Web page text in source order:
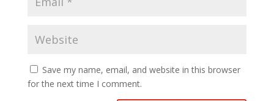
Save my name, email, and website in this browser
for the next time I comment.